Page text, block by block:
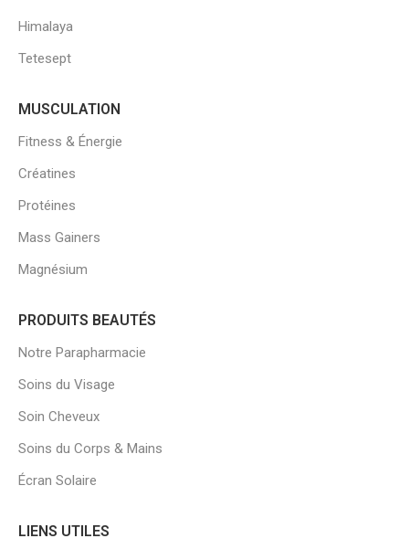
Himalaya
Tetesept
MUSCULATION
Fitness & Énergie
Créatines
Protéines
Mass Gainers
Magnésium
PRODUITS BEAUTÉS
Notre Parapharmacie
Soins du Visage
Soin Cheveux
Soins du Corps & Mains
Écran Solaire
LIENS UTILES